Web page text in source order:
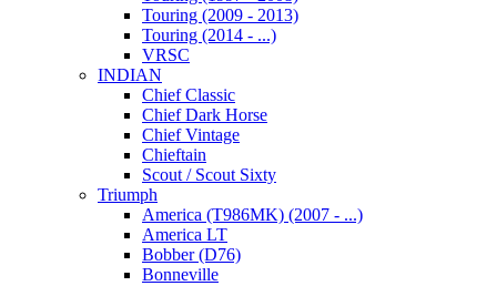
Touring (2009 - 2013)
Touring (2014 - ...)
VRSC
INDIAN
Chief Classic
Chief Dark Horse
Chief Vintage
Chieftain
Scout / Scout Sixty
Triumph
America (T986MK) (2007 - ...)
America LT
Bobber (D76)
Bonneville